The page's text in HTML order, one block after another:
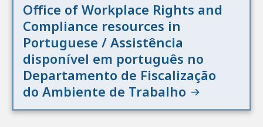
Office of Workplace Rights and
Compliance resources in
Portuguese / Assistência
disponível em português no
Departamento de Fiscalização
do Ambiente de Trabalho